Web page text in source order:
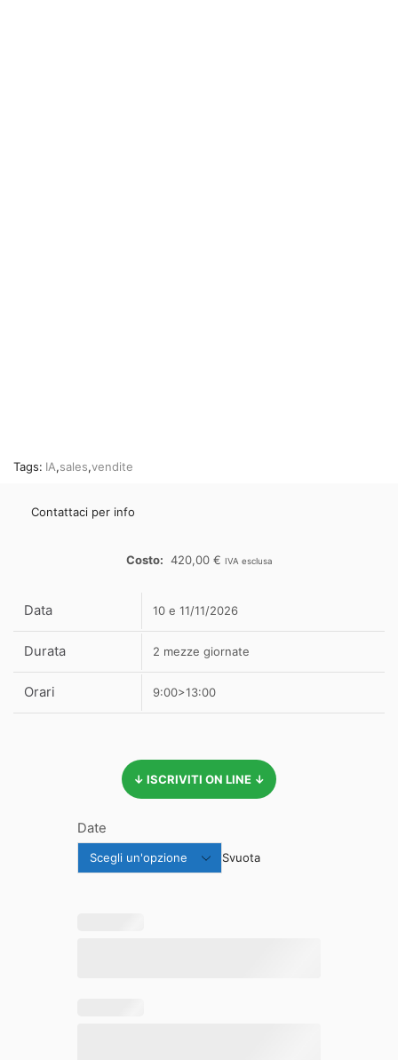
Tags: IA,sales,vendite
Contattaci per info
420,00 € IVA esclusa
Data 10 e 11/11/2026
Durata 2 mezze giornate
Orari 9:00>13:00
↓ ISCRIVITI ON LINE ↓
Date
Svuota